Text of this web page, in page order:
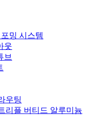
포밍 시스템
웃
브
우팅
리플 버티드 알루미늄